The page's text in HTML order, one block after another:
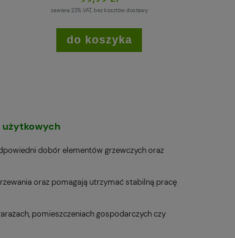
zawiera 23% VAT, bez kosztów dostawy
do koszyka
użytkowych
dobór elementów grzewczych oraz
oraz pomagają utrzymać stabilną pracę
pomieszczeniach gospodarczych czy